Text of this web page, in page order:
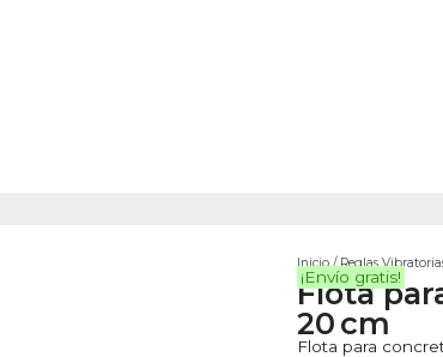
Inicio/Reglas
¡Envío gratis!
Flota
20 cm
Flota para